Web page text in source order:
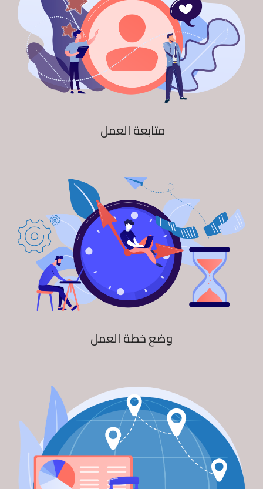
متابعة العمل
وضع خطة العمل